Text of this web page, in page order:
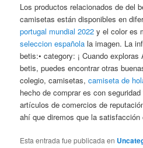
Los productos relacionados de del
camisetas están disponibles en
portugal mundial 2022 y el color es
seleccion española la imagen. La
betis:• category: ¡ Cuando
betis, puedes encontrar otras
colegio, camisetas,camiseta de
hecho de comprar es con
artículos de comercios de
ahí que diremos que la satisfacción
Esta entrada fue publicada en